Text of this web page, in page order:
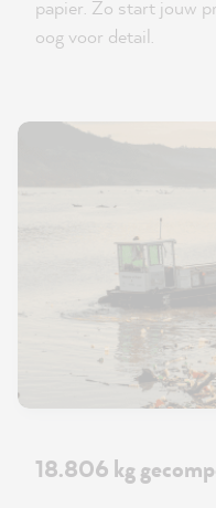
papier. Zo start jouw
oog voor detail.
18.806 kg